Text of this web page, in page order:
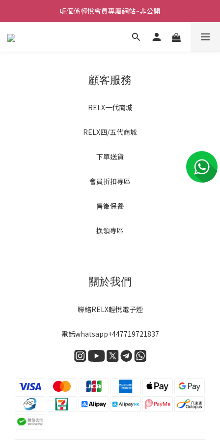
呢個係輕悅會員專屬網站~非公開
顧客服務
RELX一代商城
RELX四/五代商城
下單送貨
會員折扣專區
售後保養
換領專區
關於我們
聯絡RELX輕悅電子煙
電話whatsapp+447719721837